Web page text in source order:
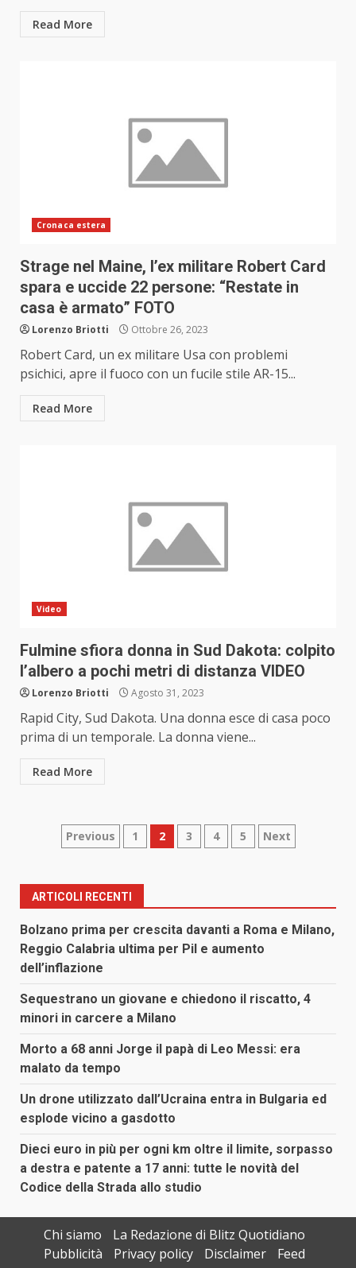
Read More
Cronaca estera
Strage nel Maine, l’ex militare Robert Card
spara e uccide 22 persone: “Restate in
casa è armato” FOTO
Lorenzo Briotti Ottobre 26, 2023
Robert Card, un ex militare Usa con problemi
psichici, apre il fuoco con un fucile stile AR-15...
Read More
Video
Fulmine sfiora donna in Sud Dakota: colpito
l’albero a pochi metri di distanza VIDEO
Lorenzo Briotti Agosto 31, 2023
Rapid City, Sud Dakota. Una donna esce di casa poco
prima di un temporale. La donna viene...
Read More
Paginazione
articoli
Previous 1 2 3 4 5 Next
ARTICOLI RECENTI
Bolzano prima per crescita davanti a Roma e Milano,
Reggio Calabria ultima per Pil e aumento
dell’inflazione
Sequestrano un giovane e chiedono il riscatto, 4
minori in carcere a Milano
Morto a 68 anni Jorge il papà di Leo Messi: era
malato da tempo
Un drone utilizzato dall’Ucraina entra in Bulgaria ed
esplode vicino a gasdotto
Dieci euro in più per ogni km oltre il limite, sorpasso
a destra e patente a 17 anni: tutte le novità del
Codice della Strada allo studio
Chi siamo
La Redazione di Blitz Quotidiano
Pubblicità
Privacy policy Disclaimer Feed